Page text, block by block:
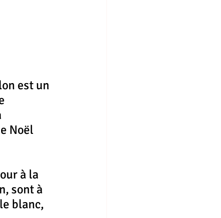
est un
Noël
à la
sont à
blanc,